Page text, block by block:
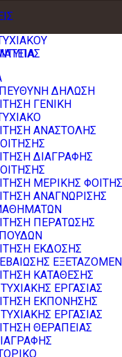
ΔΗΛΩΣΗ
ΓΕΝΙΚΗ
ΑΝΑΣΤΟΛΗΣ
ΔΙΑΓΡΑΦΗΣ
ΜΕΡΙΚΗΣ
ΑΝΑΓΝΩΡΙΣΗΣ
ΠΕΡΑΤΩΣΗΣ
ΕΚΔΟΣΗΣ
ΚΑΤΑΘΕΣΗΣ
ΕΡΓΑΣΙΑΣ
ΕΚΠΟΝΗΣΗΣ
ΕΡΓΑΣΙΑΣ
ΘΕΡΑΠΕΙΑΣ